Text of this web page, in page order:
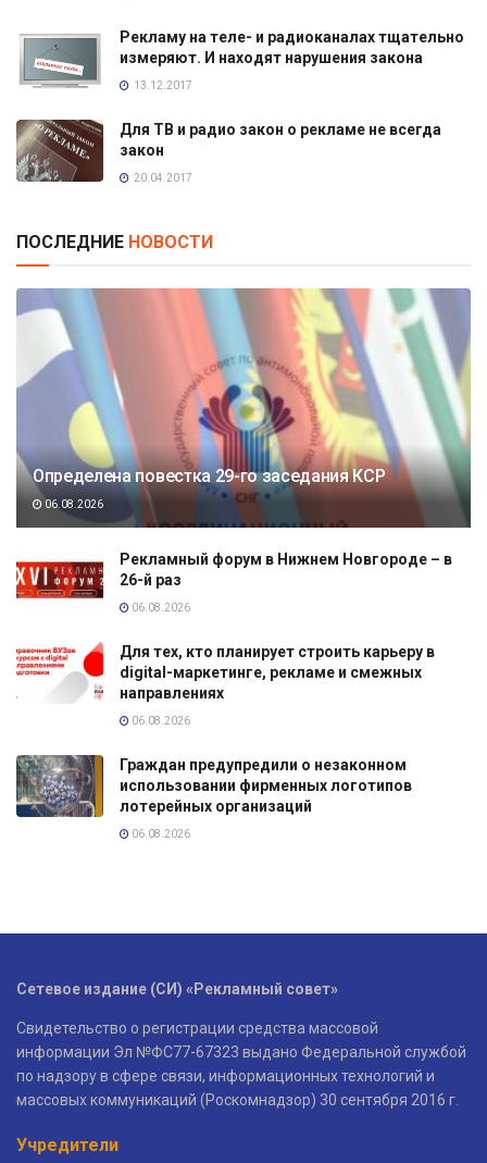
Рекламу на теле- и радиоканалах тщательно
измеряют. И находят нарушения закона
13.12.2017
Для ТВ и радио закон о рекламе не всегда
закон
20.04.2017
ПОСЛЕДНИЕ НОВОСТИ
Определена повестка 29-го заседания КСР
06.08.2026
Рекламный форум в Нижнем Новгороде – в
26-й раз
06.08.2026
Для тех, кто планирует строить карьеру в
digital-маркетинге, рекламе и смежных
направлениях
06.08.2026
Граждан предупредили о незаконном
использовании фирменных логотипов
лотерейных организаций
06.08.2026
Сетевое издание (СИ) «Рекламный совет»
Свидетельство о регистрации средства массовой
информации Эл №ФС77-67323 выдано Федеральной службой
по надзору в сфере связи, информационных технологий и
массовых коммуникаций (Роскомнадзор) 30 сентября 2016 г.
Учредители